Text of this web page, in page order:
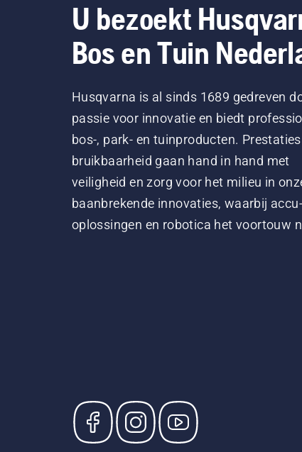
U bezoekt
Bos en Tuin
Husqvarna is al sinds 1689 gedreven
passie voor innovatie en biedt
bos-, park- en tuinproducten.
bruikbaarheid gaan hand in hand met
veiligheid en zorg voor het milieu in
baanbrekende innovaties, waarbij accu-
oplossingen en robotica het voortouw